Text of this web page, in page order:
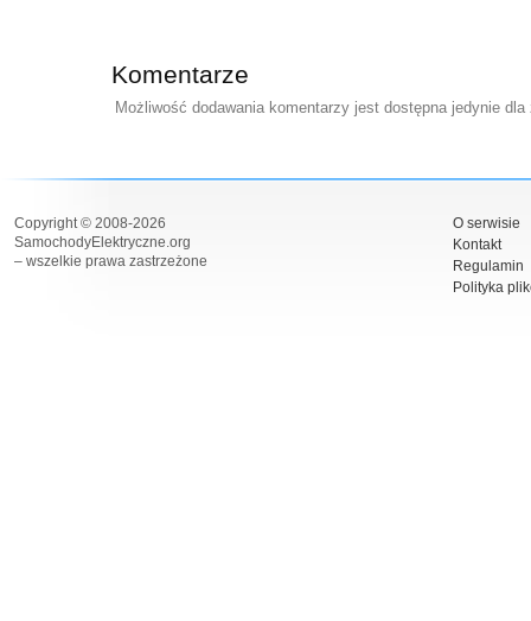
Komentarze
Możliwość dodawania komentarzy jest dostępna jedynie
Copyright © 2008-2026
SamochodyElektryczne.org
– wszelkie prawa zastrzeżone
O serwisie
Kontakt
Regulamin
Polityka